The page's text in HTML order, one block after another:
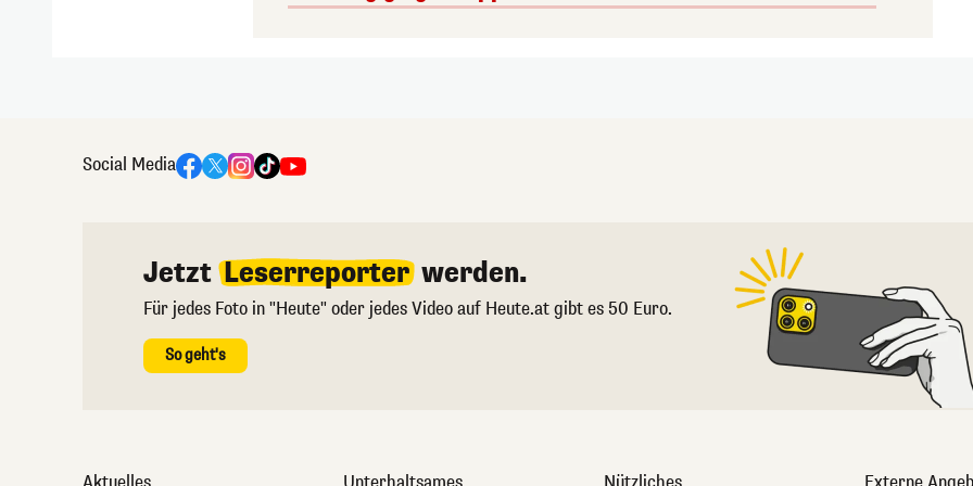
Social Media
Jetzt Leserreporter werden.
Für jedes Foto in "Heute" oder jedes Video auf Heute.at gibt es 50 Euro.
So geht's